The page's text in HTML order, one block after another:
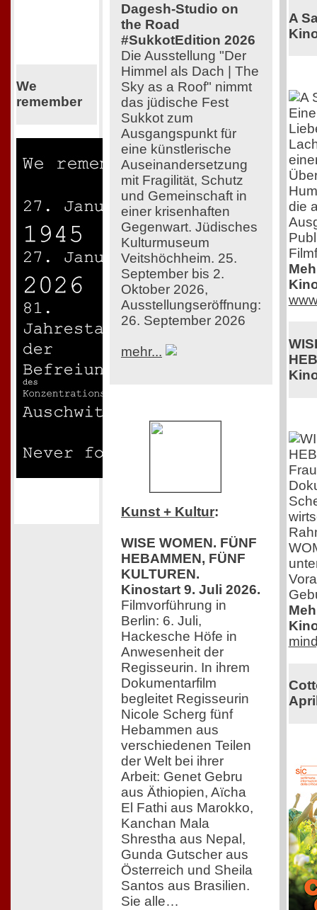
We
remember
Dagesh-Studio on
the Road
#SukkotEdition 2026
Die Ausstellung "Der
Himmel als Dach | The
Sky as a Roof" nimmt
das jüdische Fest
Sukkot zum
Ausgangspunkt für
eine künstlerische
Auseinandersetzung
mit Fragilität, Schutz
und Gemeinschaft in
einer krisenhaften
Gegenwart. Jüdisches
Kulturmuseum
Veitshöchheim. 25.
September bis 2.
Oktober 2026,
Ausstellungseröffnung:
26. September 2026
mehr...
Kunst + Kultur:
WISE WOMEN. FÜNF
HEBAMMEN, FÜNF
KULTUREN.
Kinostart 9. Juli 2026.
Filmvorführung in
Berlin: 6. Juli,
Hackesche Höfe in
Anwesenheit der
Regisseurin. In ihrem
Dokumentarfilm
begleitet Regisseurin
Nicole Scherg fünf
Hebammen aus
verschiedenen Teilen
der Welt bei ihrer
Arbeit: Genet Gebru
aus Äthiopien, Aïcha
El Fathi aus Marokko,
Kanchan Mala
Shrestha aus Nepal,
Gunda Gutscher aus
Österreich und Sheila
Santos aus Brasilien.
Sie alle…
A
die